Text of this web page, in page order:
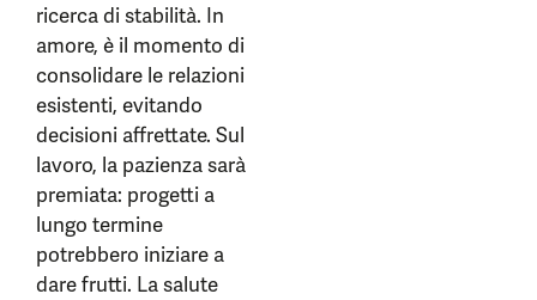
ricerca di stabilità. In
amore, è il momento di
consolidare le relazioni
esistenti, evitando
decisioni affrettate. Sul
lavoro, la pazienza sarà
premiata: progetti a
lungo termine
potrebbero iniziare a
dare frutti. La salute